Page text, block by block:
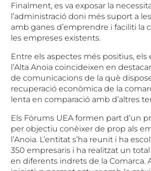
Finalment, es va exposar la
l’administració doni més suport a
amb ganes d’emprendre i faciliti la
les empreses existents.
Entre els aspectes més positius, els
l’Alta Anoia coincideixen en
de comunicacions de la què
recuperació econòmica de la
lenta en comparació amb d’altres
Els Fòrums UEA formen part d’un
per objectiu conèixer de prop als
l’Anoia. L’entitat s’ha reunit i ha
350 empresaris i ha realitzat un
en diferents indrets de la Comarca.